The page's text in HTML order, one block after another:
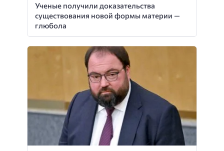
Ученые получили доказательства
существования новой формы материи —
глюбола